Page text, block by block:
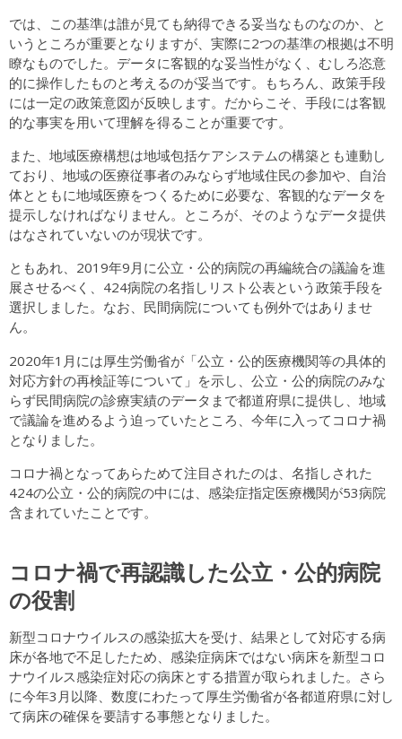
では、この基準は誰が見ても納得できる妥当なものなのか、と
いうところが重要となりますが、実際に2つの基準の根拠は不明
瞭なものでした。データに客観的な妥当性がなく、むしろ恣意
的に操作したものと考えるのが妥当です。もちろん、政策手段
には一定の政策意図が反映します。だからこそ、手段には客観
的な事実を用いて理解を得ることが重要です。
また、地域医療構想は地域包括ケアシステムの構築とも連動し
ており、地域の医療従事者のみならず地域住民の参加や、自治
体とともに地域医療をつくるために必要な、客観的なデータを
提示しなければなりません。ところが、そのようなデータ提供
はなされていないのが現状です。
ともあれ、2019年9月に公立・公的病院の再編統合の議論を進
展させるべく、424病院の名指しリスト公表という政策手段を
選択しました。なお、民間病院についても例外ではありませ
ん。
2020年1月には厚生労働省が「公立・公的医療機関等の具体的
対応方針の再検証等について」を示し、公立・公的病院のみな
らず民間病院の診療実績のデータまで都道府県に提供し、地域
で議論を進めるよう迫っていたところ、今年に入ってコロナ禍
となりました。
コロナ禍となってあらためて注目されたのは、名指しされた
424の公立・公的病院の中には、感染症指定医療機関が53病院
含まれていたことです。
コロナ禍で再認識した公立・公的病院
の役割
新型コロナウイルスの感染拡大を受け、結果として対応する病
床が各地で不足したため、感染症病床ではない病床を新型コロ
ナウイルス感染症対応の病床とする措置が取られました。さら
に今年3月以降、数度にわたって厚生労働省が各都道府県に対し
て病床の確保を要請する事態となりました。